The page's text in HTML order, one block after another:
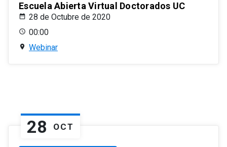
Escuela Abierta Virtual Doctorados UC
28 de Octubre de 2020
00:00
Webinar
28 OCT